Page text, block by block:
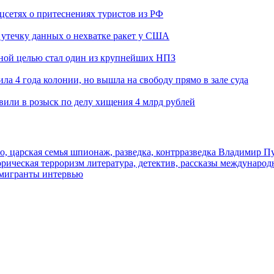
о притеснениях туристов из РФ
данных о нехватке ракет у США
целью стал один из крупнейших НПЗ
4 года колонии, но вышла на свободу прямо в зале суда
в розыск по делу хищения 4 млрд рублей
царская семья шпионаж, разведка, контрразведка Владимир
терроризм литература, детектив, рассказы
интервью